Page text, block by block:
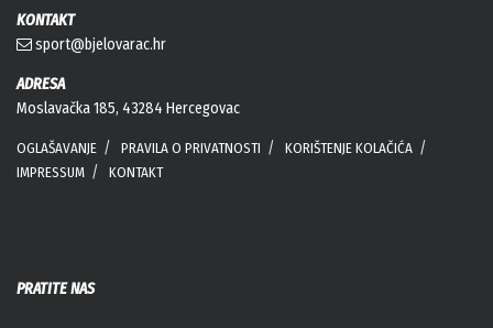
KONTAKT
sport@bjelovarac.hr
ADRESA
Moslavačka 185, 43284 Hercegovac
OGLAŠAVANJE PRAVILA O PRIVATNOSTI
KORIŠTENJE KOLAČIĆA
IMPRESSUM
KONTAKT
PRATITE NAS